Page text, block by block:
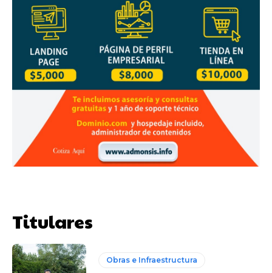
Titulares
Obras e Infraestructura